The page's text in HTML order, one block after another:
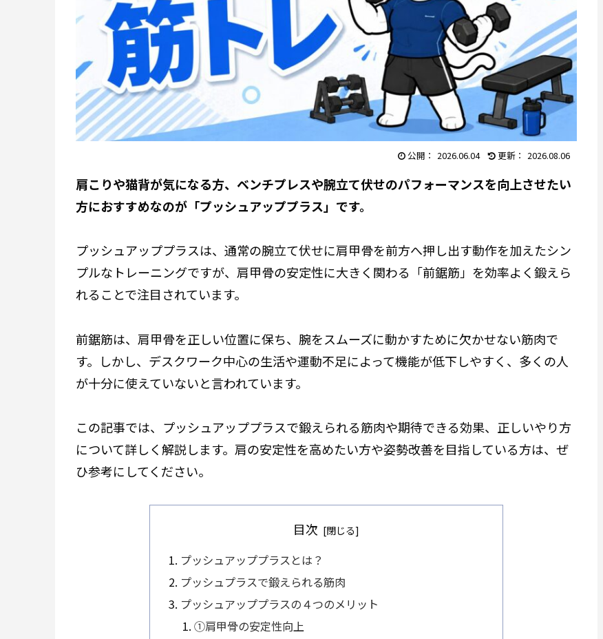
2026.06.04 2026.08.06
肩こりや猫背が気になる方、ベンチプレスや腕立て伏せのパフォーマンスを向上させたい
方におすすめなのが「プッシュアッププラス」です。
プッシュアッププラスは、通常の腕立て伏せに肩甲骨を前方へ押し出す動作を加えたシン
プルなトレーニングですが、肩甲骨の安定性に大きく関わる「前鋸筋」を効率よく鍛えら
れることで注目されています。
前鋸筋は、肩甲骨を正しい位置に保ち、腕をスムーズに動かすために欠かせない筋肉で
す。しかし、デスクワーク中心の生活や運動不足によって機能が低下しやすく、多くの人
が十分に使えていないと言われています。
この記事では、プッシュアッププラスで鍛えられる筋肉や期待できる効果、正しいやり方
について詳しく解説します。肩の安定性を高めたい方や姿勢改善を目指している方は、ぜ
ひ参考にしてください。
目次
プッシュアッププラスとは？
プッシュプラスで鍛えられる筋肉
プッシュアッププラスの４つのメリット
①肩甲骨の安定性向上